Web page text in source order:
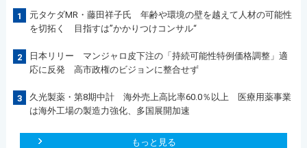
1
元タケダMR・藤田祥子氏 年齢や環境の壁を越えて人材の可能性
を切拓く 目指すは”かかりつけコンサル“
2
日本リリー マンジャロ皮下注の「持続可能性特例価格調整」適
応に反発 高市政権のビジョンに整合せず
3
久光製薬・第8期中計 海外売上高比率60.0％以上 医療用薬事業
は海外工場の製造力強化、多国展開加速
もっと見る